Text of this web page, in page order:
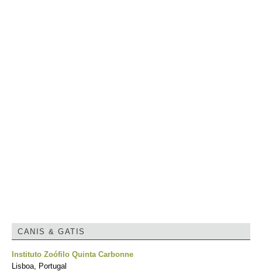
CANIS & GATIS
Instituto Zoófilo Quinta Carbonne
Lisboa, Portugal